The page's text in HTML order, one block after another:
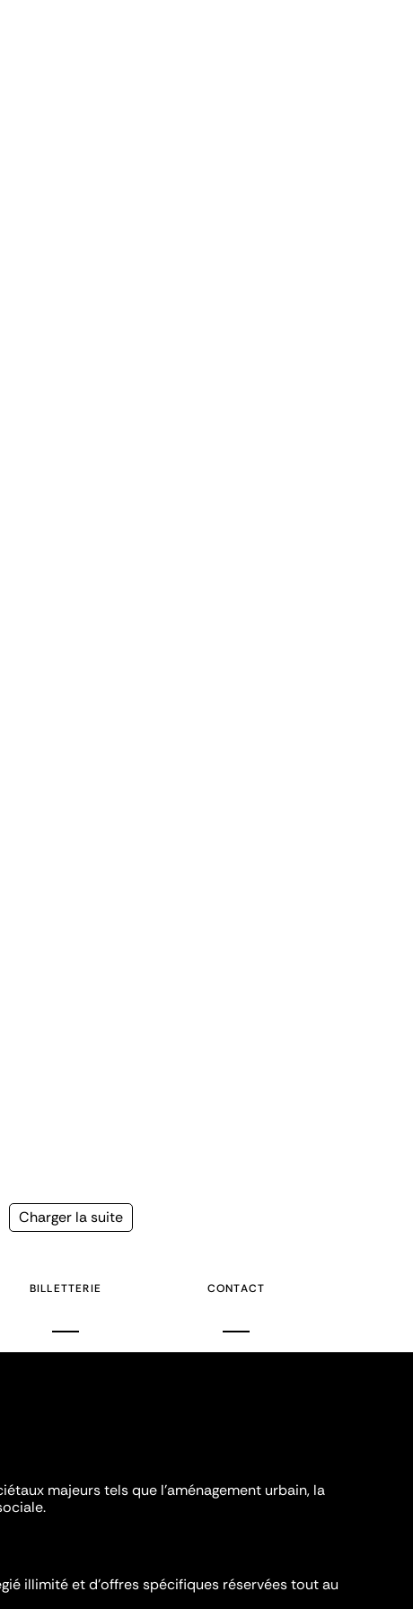
Page
Charger la suite
BILLETTERIE CONTACT
majeurs tels que l'aménagement urbain, la
illimité et d’offres spécifiques réservées tout au